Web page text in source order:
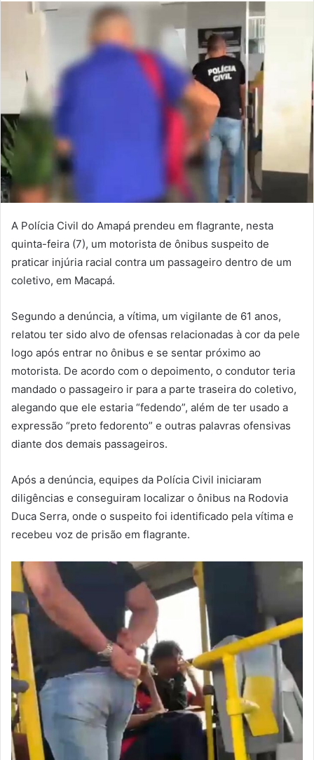
mail
A Polícia Civil do Amapá prendeu em flagrante, nesta
quinta-feira (7), um motorista de ônibus suspeito de
praticar injúria racial contra um passageiro dentro de um
coletivo, em Macapá.
Segundo a denúncia, a vítima, um vigilante de 61 anos,
relatou ter sido alvo de ofensas relacionadas à cor da pele
logo após entrar no ônibus e se sentar próximo ao
motorista. De acordo com o depoimento, o condutor teria
mandado o passageiro ir para a parte traseira do coletivo,
alegando que ele estaria “fedendo”, além de ter usado a
expressão “preto fedorento” e outras palavras ofensivas
diante dos demais passageiros.
Após a denúncia, equipes da Polícia Civil iniciaram
diligências e conseguiram localizar o ônibus na Rodovia
Duca Serra, onde o suspeito foi identificado pela vítima e
recebeu voz de prisão em flagrante.